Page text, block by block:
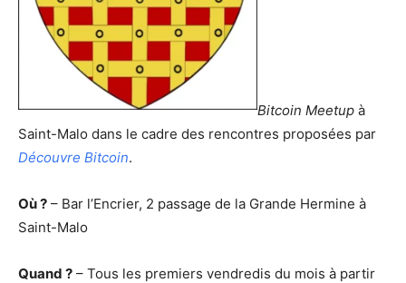
Bitcoin Meetup à
Saint-Malo dans le cadre des rencontres proposées par
Découvre Bitcoin.
Où ? – Bar l’Encrier, 2 passage de la Grande Hermine à
Saint-Malo
Quand ? – Tous les premiers vendredis du mois à partir